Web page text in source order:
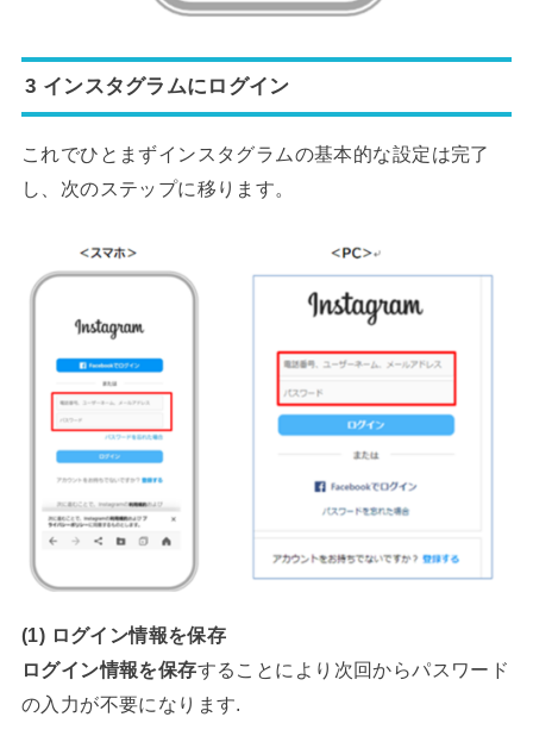
3 インスタグラムにログイン
これでひとまずインスタグラムの基本的な設定は完了
し、次のステップに移ります。
(1) ログイン情報を保存
ログイン情報を保存することにより次回からパスワード
の入力が不要になります.